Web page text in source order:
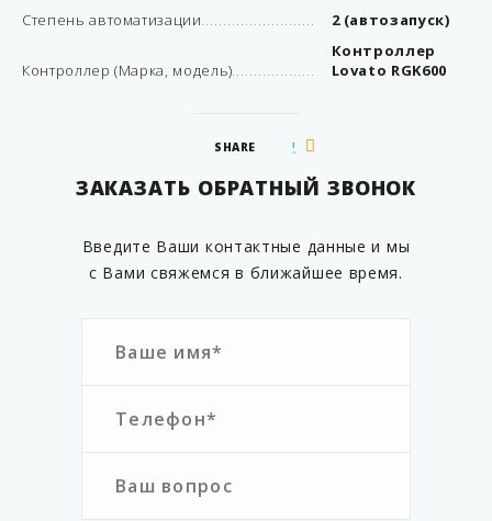
Степень автоматизации
2 (автозапуск)
Контроллер (Марка, модель)
Контроллер
Lovato RGK600
SHARE
ЗАКАЗАТЬ ОБРАТНЫЙ ЗВОНОК
Введите Ваши контактные данные и мы
с Вами свяжемся в ближайшее время.